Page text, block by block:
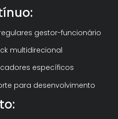
gestor-funcionário
multidirecional
específicos
para desenvolvimento